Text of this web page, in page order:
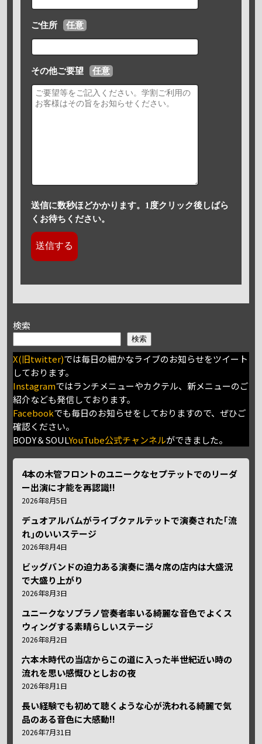
ご住所 任意
その他ご要望 任意
送信に数秒ほどかかります。1度クリック後しばら
くお待ちください。
検索
検索
X(旧twitter)では毎日の細かなライブのお知らせをツイート
しております。
Instagramではランチメニューやカクテル、新メニューのご
紹介なども発信しております。
Facebookでも毎日のお知らせをしておりますので、ぜひご
確認ください。
BODY＆SOULYouTube公式チャンネルができました。
4本の木管フロントのユニークなセプテットでのリーダ
ー出演に才能を再認識!!
2026年8月5日
デュオアルバムがライブクァルテットで演奏された｢流
れ｣のいいステージ
2026年8月4日
ビッグバンドの迫力ある演奏に満々席の店内は大盛況
で大盛り上がり
2026年8月3日
ユニークなソプラノ管奏者率いる綺麗な音色でよくス
ウィングする素晴らしいステージ
2026年8月2日
六本木時代の当店からこの道に入った半世紀近い時の
流れを思い感慨ひとしおの夜
2026年8月1日
長い経験でも初めて聴くような心が洗われる綺麗で気
品のある音色に大感動!!
2026年7月31日